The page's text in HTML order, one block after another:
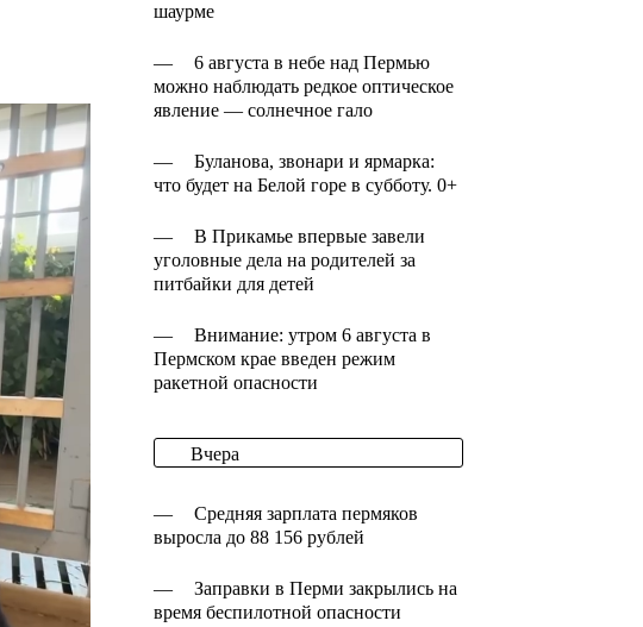
шаурме
—
6 августа в небе над Пермью
можно наблюдать редкое оптическое
явление — солнечное гало
—
Буланова, звонари и ярмарка:
что будет на Белой горе в субботу. 0+
—
В Прикамье впервые завели
уголовные дела на родителей за
питбайки для детей
—
Внимание: утром 6 августа в
Пермском крае введен режим
ракетной опасности
Вчера
—
Средняя зарплата пермяков
выросла до 88 156 рублей
—
Заправки в Перми закрылись на
время беспилотной опасности